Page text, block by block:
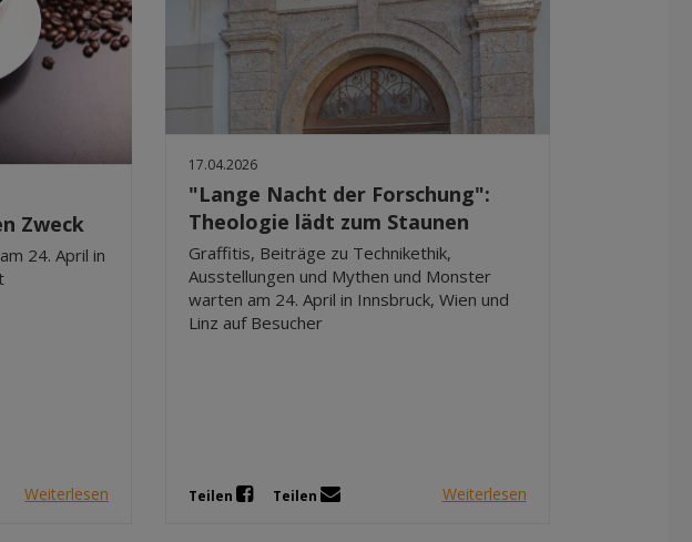
Zweck
24. April in
Weiterlesen
17.04.2026
"Lange Nacht der Forschung":
Theologie lädt zum Staunen
Graffitis, Beiträge zu Technikethik,
Ausstellungen und Mythen und Monster
warten am 24. April in Innsbruck, Wien und
Linz auf Besucher
Teilen Teilen Weiterlesen